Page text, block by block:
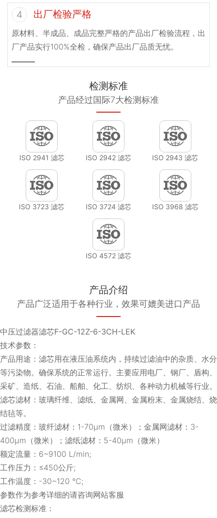
4 出厂检验严格
原材料、半成品、成品完整严格的产品出厂检验流程，出
厂产品实行100%全检，确保产品出厂品质无忧。
检测标准
产品经过国际7大检测标准
ISO 2941 滤芯 ISO 2942 滤芯 ISO 2943 滤芯
ISO 3723 滤芯 ISO 3724 滤芯 ISO 3968 滤芯
ISO 4572 滤芯
产品介绍
产品广泛适用于各种行业，效果可媲美进口产品
中压过滤器滤芯F-GC-12Z-6-3CH-LEK
技术参数：
产品用途：滤芯用在液压油系统内，持续过滤油中的杂质、水分
等污染物。确保系统的正常运行。主要应用电厂、钢厂、盾构、
采矿、造纸、石油、船舶、化工、纺织、各种动力机械等行业。
滤芯滤材：玻璃纤维、滤纸、金属网、金属粉末、金属烧结、烧
结毡等。
过滤精度：玻纤滤材：1-70μm（微米）；金属网滤材：3-
400μm（微米）；滤纸滤材：5-40μm（微米）
额定流量：6~9100 L/min;
工作压力：≤450公斤;
工作温度：-30~120 ℃;
参数作为参考详细的请咨询网站客服
滤芯检测标准：